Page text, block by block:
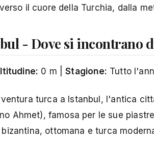
il cuore della Turchia, dalla
- Dove si incontrano
0 m |Stagione: Tutto
turca a Istanbul, l'antica
Ahmet), famosa per le sue
ottomana e turca